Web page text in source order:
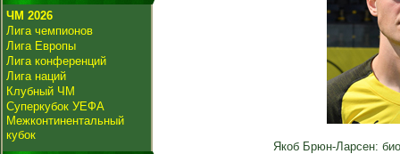
ЧМ 2026
Лига чемпионов
Лига Европы
Лига конференций
Лига наций
Клубный ЧМ
Суперкубок УЕФА
Межконтинентальный
кубок
Якоб Брюн-Ларсен: